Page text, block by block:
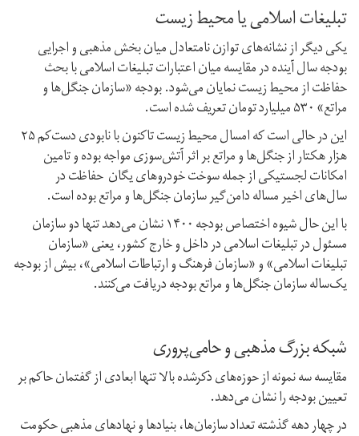
تبلیغات اسلامی یا محیط زیست
یکی دیگر از نشانه‌های توازن نامتعادل میان بخش مذهبی و اجرایی
بودجه سال آینده در مقایسه میان اعتبارات تبلیغات اسلامی با بحث
حفاظت از محیط زیست نمایان می‌شود. بودجه «سازمان جنگل‌ها و
مراتع» ۵۳۰ میلیارد تومان تعریف شده است.
این در حالی است که امسال محیط زیست تاکنون با نابودی دست‌کم ۲۵
هزار هکتار از جنگل‌ها و مراتع بر اثر آتش‌سوزی مواجه بوده و تامین
امکانات لجستیکی از جمله سوخت خودروهای یگان حفاظت در
سال‌های اخیر مساله دامن‌گیر سازمان جنگل‌ها و مراتع بوده است.
با این حال شیوه اختصاص بودجه ۱۴۰۰ نشان می‌دهد تنها دو سازمان
مسئول در تبلیغات اسلامی در داخل و خارج کشور، یعنی «سازمان
تبلیغات اسلامی» و «سازمان فرهنگ و ارتباطات اسلامی»، بیش از بودجه
یک‌ساله سازمان جنگل‌ها و مراتع بودجه دریافت می‌کنند.
شبکه‌‌ بزرگ مذهبی و حامی‌پروری
مقایسه سه نمونه از حوزه‌های ذکرشده بالا تنها ابعادی از گفتمان حاکم بر
تعیین بودجه را نشان می‌دهد.
در چهار دهه گذشته تعداد سازمان‌ها، بنیادها و نهادهای مذهبی حکومت